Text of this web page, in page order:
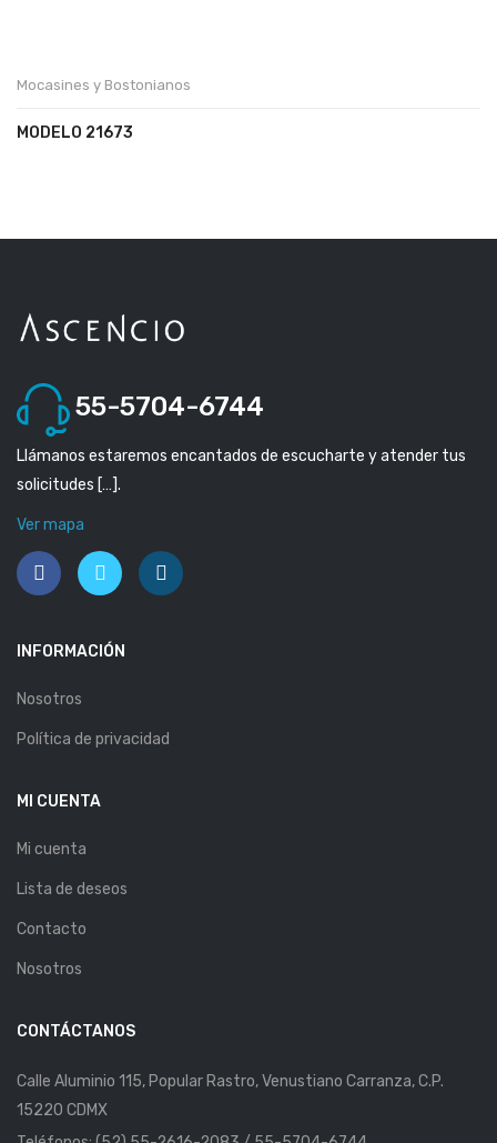
Mocasines y Bostonianos
MODELO 21673
55-5704-6744
Llámanos estaremos encantados de escucharte y atender tus
solicitudes […].
Ver mapa
INFORMACIÓN
Nosotros
Política de privacidad
MI CUENTA
Mi cuenta
Lista de deseos
Contacto
Nosotros
CONTÁCTANOS
Calle Aluminio 115, Popular Rastro, Venustiano Carranza, C.P.
15220 CDMX